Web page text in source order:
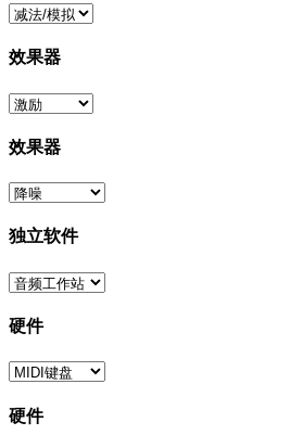
效果器
效果器
独立软件
硬件
硬件